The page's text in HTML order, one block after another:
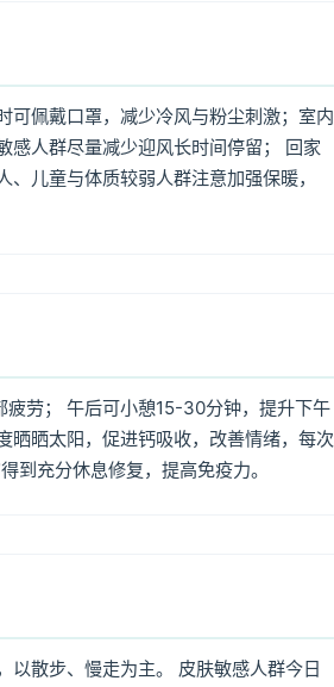
可佩戴口罩，减少冷风与粉尘刺激；室内
感人群尽量减少迎风长时间停留； 回家
儿童与体质较弱人群注意加强保暖，
劳； 午后可小憩15-30分钟，提升下午
晒晒太阳，促进钙吸收，改善情绪，每次
到充分休息修复，提高免疫力。
以散步、慢走为主。 皮肤敏感人群今日